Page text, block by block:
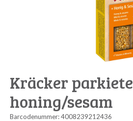
Kräcker
honing/sesam
Barcodenummer: 4008239212436